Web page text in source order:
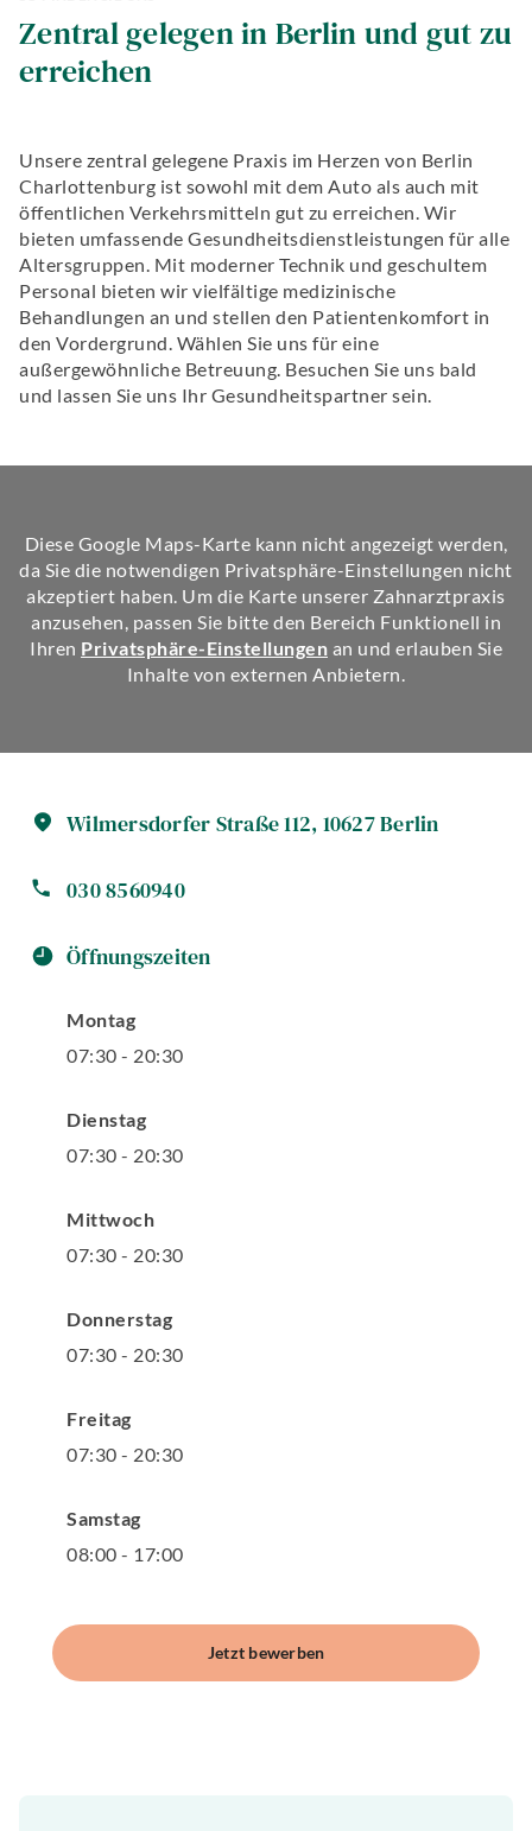
Zentral gelegen in Berlin und gut zu
erreichen
Unsere zentral gelegene Praxis im Herzen von Berlin
Charlottenburg ist sowohl mit dem Auto als auch mit
öffentlichen Verkehrsmitteln gut zu erreichen. Wir
bieten umfassende Gesundheitsdienstleistungen für alle
Altersgruppen. Mit moderner Technik und geschultem
Personal bieten wir vielfältige medizinische
Behandlungen an und stellen den Patientenkomfort in
den Vordergrund. Wählen Sie uns für eine
außergewöhnliche Betreuung. Besuchen Sie uns bald
und lassen Sie uns Ihr Gesundheitspartner sein.
Wilmersdorfer Straße112, 10627Berlin
030 8560940
Öffnungszeiten
Montag
07:30 - 20:30
Dienstag
07:30 - 20:30
Mittwoch
07:30 - 20:30
Donnerstag
07:30 - 20:30
Freitag
07:30 - 20:30
Samstag
08:00 - 17:00
Diese Google Maps-Karte kann nicht angezeigt werden,
da Sie die notwendigen Privatsphäre-Einstellungen nicht
akzeptiert haben. Um die Karte unserer Zahnarztpraxis
anzusehen, passen Sie bitte den Bereich Funktionell in
Ihren Privatsphäre-Einstellungen an und erlauben Sie
Inhalte von externen Anbietern.
Jetzt bewerben